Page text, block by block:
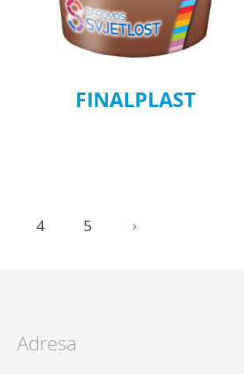
FINALPLAST
4 5
Adresa